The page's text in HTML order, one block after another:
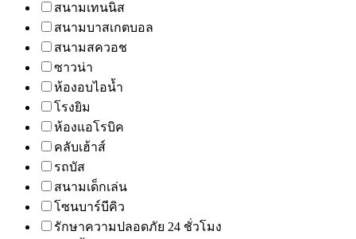
สนามเทนนิส
สนามบาสเกตบอล
สนามสควอช
ซาวน่า
ห้องอบไอน้ำ
โรงยิม
ห้องแอโรบิค
คลับเฮ้าส์
รถบัส
สนามเด็กเล่น
โซนบาร์บีคิว
รักษาความปลอดภัย 24 ชั่วโมง